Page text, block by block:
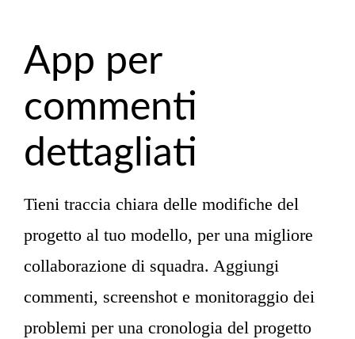
App per
commenti
dettagliati
Tieni traccia chiara delle modifiche del
progetto al tuo modello, per una migliore
collaborazione di squadra. Aggiungi
commenti, screenshot e monitoraggio dei
problemi per una cronologia del progetto